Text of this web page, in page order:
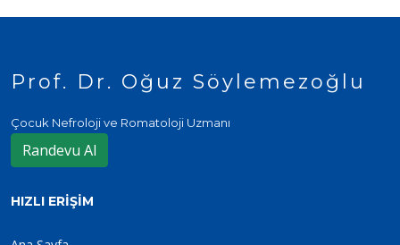
Prof. Dr. Oğuz Söylemezoğlu
Çocuk Nefroloji ve Romatoloji Uzmanı
Randevu Al
HIZLI ERIŞIM